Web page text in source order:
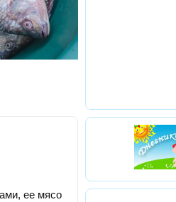
ее мясо